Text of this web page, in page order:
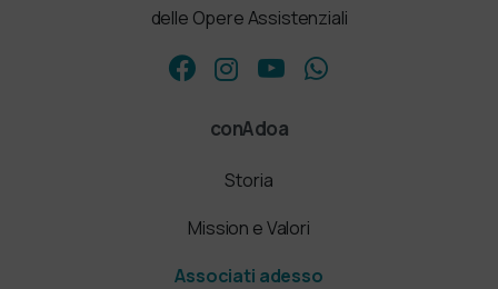
delle Opere Assistenziali
conAdoa
Storia
Mission e Valori
Associati adesso